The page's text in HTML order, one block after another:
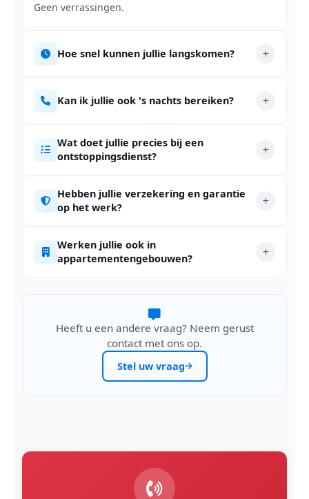
Geen verrassingen.
Hoe snel kunnen jullie langskomen?
Kan ik jullie ook 's nachts bereiken?
Wat doet jullie precies bij een
ontstoppingsdienst?
Hebben jullie verzekering en garantie
op het werk?
Werken jullie ook in
appartementengebouwen?
Heeft u een andere vraag? Neem gerust
contact met ons op.
Stel uw vraag